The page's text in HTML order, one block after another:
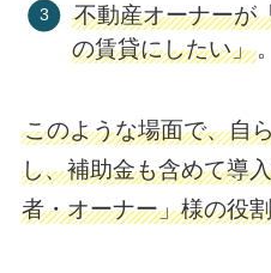
不動産オーナーが
の賃貸にしたい」。
このような場面で、自
し、補助金も含めて導
者・オーナー」様の役